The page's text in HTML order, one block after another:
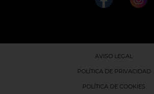
AVISO LEGAL
POLÍTICA DE PRIVACIDAD
POLÍTICA DE COOKIES